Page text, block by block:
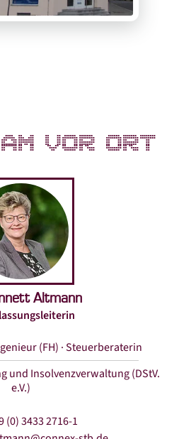
FacebookInstagram
VOR ORT
Altmann
(FH) · Steuerberaterin
und Insolvenzverwaltung (DStV.
e.V.)
(0) 3433 2716-1